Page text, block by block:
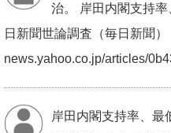
治。 岸田内閣支持
日新聞世論調査（毎日新聞）
news.yahoo.co.jp/articles/
岸田内閣支持率、